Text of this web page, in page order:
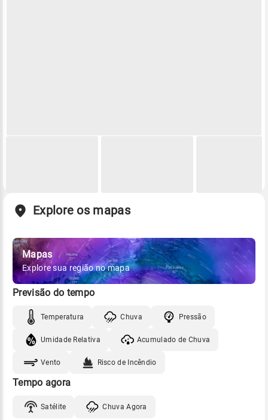
Explore os mapas
Mapas
Explore sua região no mapa
Previsão do tempo
Temperatura Chuva Pressão
Umidade Relativa Acumulado de Chuva
Vento Risco de Incêndio
Tempo agora
Satélite Chuva Agora